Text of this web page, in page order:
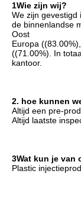
1Wie zijn wij?
We zijn gevestigd
de binnenlandse
Oost
Europa
((71.00%). In
kantoor.
2. hoe kunnen
Altijd een pre-
Altijd laatste
3Wat kun je van
Plastic